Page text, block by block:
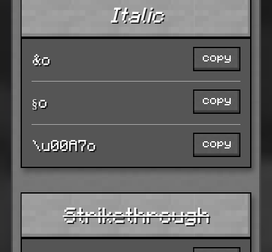
Italic
&o copy
§o copy
\u00A7o copy
Strikethrough